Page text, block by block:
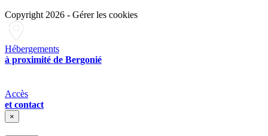
Copyright 2026 - Gérer les cookies
Hébergements
à proximité de Bergonié
Accès
et contact
×